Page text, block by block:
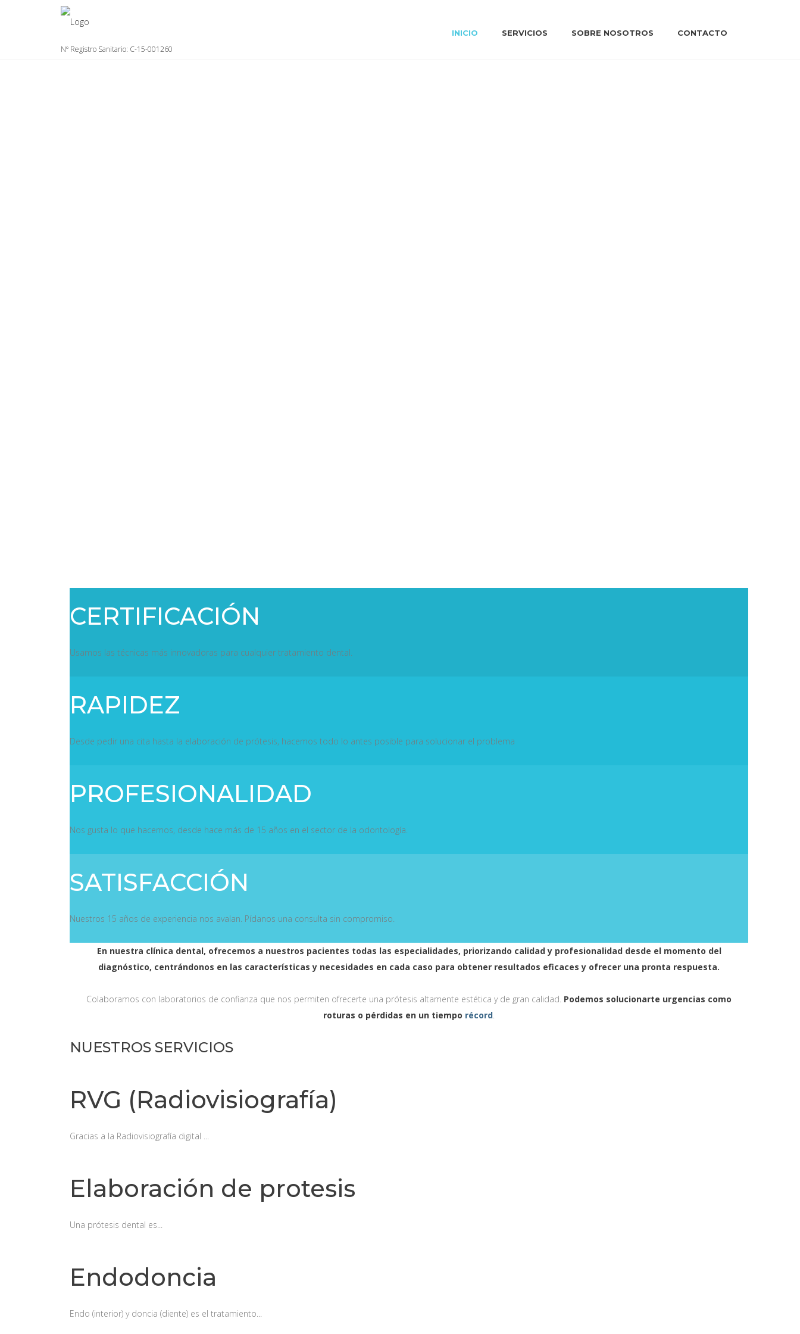
INICIO SERVICIOS SOBRE NOSOTROS CONTACTO
CERTIFICACIÓN
Usamos las técnicas más innovadoras para cualquier tratamiento dental.
RAPIDEZ
Desde pedir una cita hasta la elaboración de prótesis, hacemos todo lo antes posible para solucionar el problema
PROFESIONALIDAD
Nos gusta lo que hacemos, desde hace más de 15 años en el sector de la odontología.
SATISFACCIÓN
Nuestros 15 años de experiencia nos avalan. Pídanos una consulta sin compromiso.
En nuestra clínica dental, ofrecemos a nuestros pacientes todas las especialidades, priorizando calidad y profesionalidad desde el momento del
diagnóstico, centrándonos en las características y necesidades en cada caso para obtener resultados eficaces y ofrecer una pronta respuesta.
Colaboramos con laboratorios de confianza que nos permiten ofrecerte una prótesis altamente estética y de gran calidad. Podemos solucionarte urgencias como
roturas o pérdidas en un tiempo récord
NUESTROS SERVICIOS
RVG (Radiovisiografía)
Gracias a la Radiovisiografía digital ...
Elaboración de protesis
Una prótesis dental es...
Endodoncia
Endo (interior) y doncia (diente) es el tratamiento...